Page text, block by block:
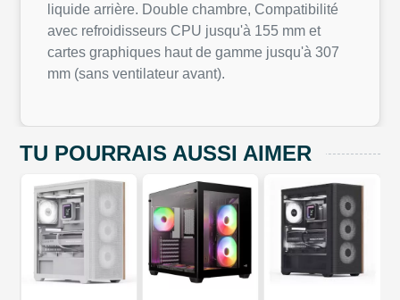
liquide arrière. Double chambre, Compatibilité
avec refroidisseurs CPU jusqu'à 155 mm et
cartes graphiques haut de gamme jusqu'à 307
mm (sans ventilateur avant).
TU POURRAIS AUSSI AIMER